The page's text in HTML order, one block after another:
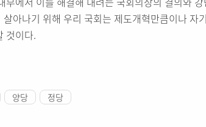
아나기 위해 우리 국회는 제도개혁만큼이나 자
것이다.
양당 정당